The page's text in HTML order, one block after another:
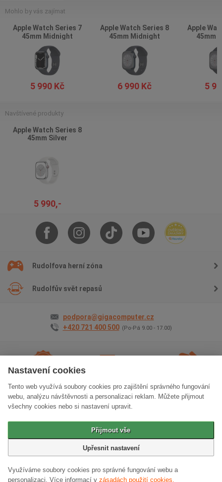
Nastavení cookies
Tento web využívá soubory cookies pro zajištění správného fungování
webu, analýzu návštěvnosti a personalizaci reklam. Můžete přijmout
všechny cookies nebo si nastavení upravit.
Přijmout vše
Upřesnit nastavení
Využíváme soubory cookies pro správné fungování webu a
personalizaci. Více informací v zásadách použití cookies.
Mohlo by vás zajímat
Apple Watch Series 7
45mm Midnight
5 990 Kč
Apple Watch Series 8
45mm Midnight
6 990 Kč
Apple
45mm
5
Navštívené produkty
Apple Watch Series 8
45mm Silver
5 990,-
Rudolfova herní zóna
Rudolfův svět repasů
podpora@gigacomputer.cz
+420 721 400 500 (Po-Pá 9.00 - 17.00)
2 roky záruky na vše Doprava zdarma Osobní odběr zdarma
Klasická verze stránek
© 2006 - 2026 GIGACOMPUTER a.s.